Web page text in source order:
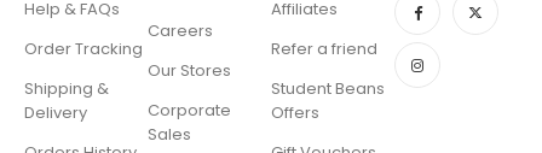
Help & FAQs
Order Tracking
Shipping &
Delivery
Careers
Our Stores
Corporate
Sales
Affiliates
Refer a friend
Student Beans
Offers